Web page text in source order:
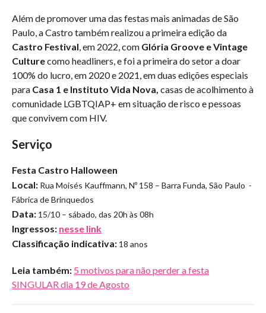
Além de promover uma das festas mais animadas de São
Paulo, a Castro também realizou a primeira edição da
Castro Festival , em 2022, com Glória Groove e Vintage
Culturecomo headliners, e foi a primeira do setor a doar
100% do lucro, em 2020 e 2021, em duas edições especiais
para Casa 1 e Instituto Vida Nova, casas de acolhimento à
comunidade LGBTQIAP+ em situação de risco e pessoas
que convivem com HIV.
Serviço
Festa Castro Halloween
Local: Rua Moisés Kauffmann, Nº 158 – Barra Funda, São Paulo -
Fábrica de Brinquedos
Data: 15/10 – sábado, das 20h às 08h
Ingressos: nesse link
Classificação indicativa: 18 anos
Leia também: 5 motivos para não perder a festa
SINGULAR dia 19 de Agosto